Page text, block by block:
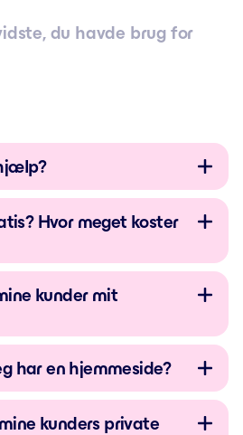
du havde brug for
Hvor meget koster
kunder mit
har en hjemmeside?
kunders private